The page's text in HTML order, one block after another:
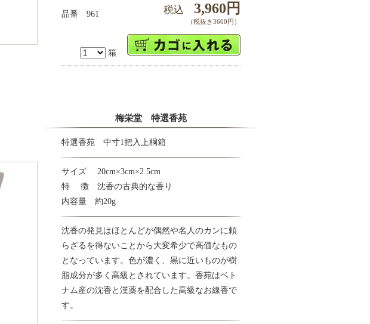
品番 961 税込 3,960円
（税抜き3600円）
箱
梅栄堂 特選香苑
特選香苑 中寸1把入上桐箱
サイズ 20cm×3cm×2.5cm
特 徴 沈香の古典的な香り
内容量 約20g
沈香の発見はほとんどが偶然や名人のカンに頼
らざるを得ないことから大変希少で高価なもの
となっています。色が濃く、黒に近いものが樹
脂成分が多く高級とされています。香苑はベト
ナム産の沈香と漢薬を配合した高級なお線香で
す。